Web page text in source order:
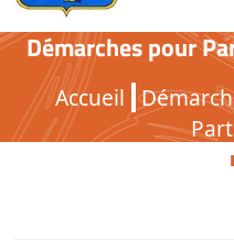
Démarches pour
Accueil
Démarches